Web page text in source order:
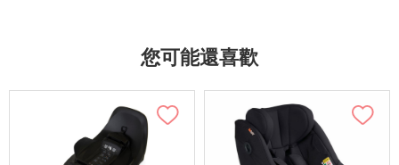
您可能還喜歡